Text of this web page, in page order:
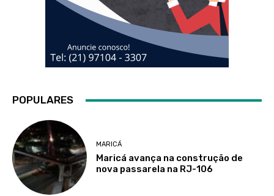
POPULARES
MARICÁ
Maricá avança na construção de
nova passarela na RJ-106